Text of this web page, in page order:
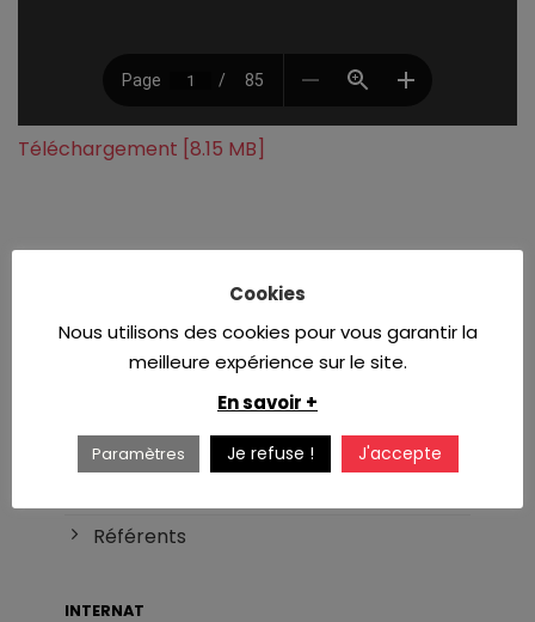
Téléchargement [8.15 MB]
Bureau
Référents
INTERNAT
Cookies
Nous utilisons des cookies pour vous garantir la
meilleure expérience sur le site.
En savoir +
Paramètres Je refuse ! J'accepte